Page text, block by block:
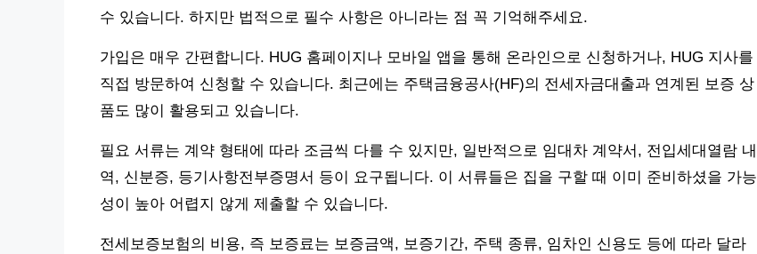
수 있습니다. 하지만 법적으로 필수 사항은 아니라는 점 꼭 기억해주세요.
가입은 매우 간편합니다. HUG 홈페이지나 모바일 앱을 통해 온라인으로 신청하거나, HUG 지사를
직접 방문하여 신청할 수 있습니다. 최근에는 주택금융공사(HF)의 전세자금대출과 연계된 보증 상
품도 많이 활용되고 있습니다.
필요 서류는 계약 형태에 따라 조금씩 다를 수 있지만, 일반적으로 임대차 계약서, 전입세대열람 내
역, 신분증, 등기사항전부증명서 등이 요구됩니다. 이 서류들은 집을 구할 때 이미 준비하셨을 가능
성이 높아 어렵지 않게 제출할 수 있습니다.
전세보증보험의 비용, 즉 보증료는 보증금액, 보증기간, 주택 종류, 임차인 신용도 등에 따라 달라